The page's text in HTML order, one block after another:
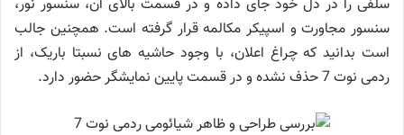
سلفی را در دل خود جای داده و در قسمت بالای آن، سنسور نور،
سنسور مجاورت و اسپیکر مکالمه قرار گرفته است. همچنین جالب
است بدانید که چراغ اعلان، با وجود حاشیه های نسبتا باریک، از
ردمی نوت 7 حذف نشده و در قسمت پایین نمایشگر حضور دارد.